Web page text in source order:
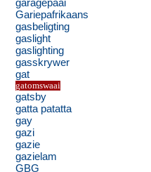
garagepaai
Gariepafrikaans
gasbeligting
gaslight
gaslighting
gasskrywer
gat
gatomswaai
gatsby
gatta patatta
gay
gazi
gazie
gazielam
GBG